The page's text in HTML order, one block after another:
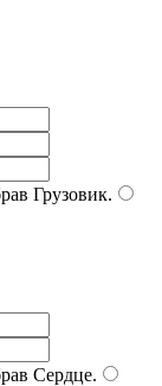
Грузовик.
Сердце.